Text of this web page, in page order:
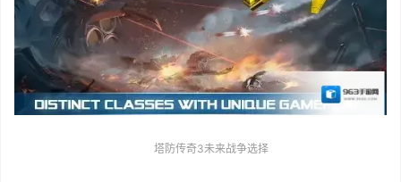
塔防传奇3未来战争选择